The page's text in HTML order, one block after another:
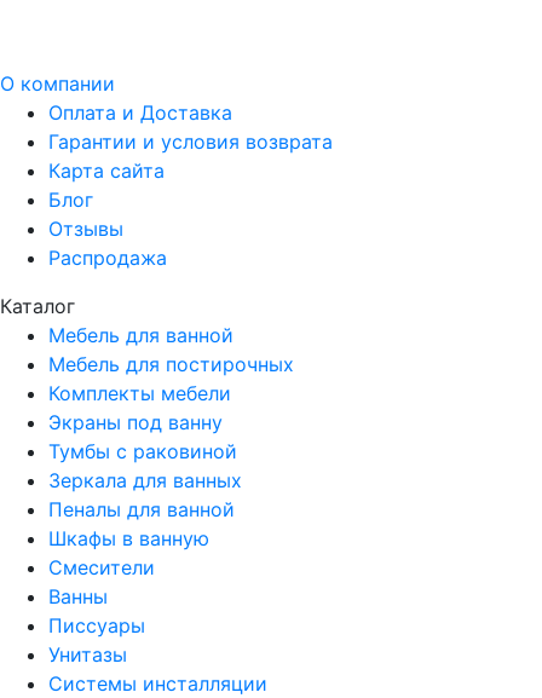
О компании
Оплата и Доставка
Гарантии и условия возврата
Карта сайта
Блог
Отзывы
Распродажа
Каталог
Мебель для ванной
Мебель для постирочных
Комплекты мебели
Экраны под ванну
Тумбы с раковиной
Зеркала для ванных
Пеналы для ванной
Шкафы в ванную
Смесители
Ванны
Писсуары
Унитазы
Системы инсталляции